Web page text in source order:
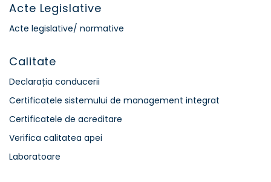
Acte Legislative
Acte legislative/ normative
Calitate
Declarația conducerii
Certificatele sistemului de management integrat
Certificatele de acreditare
Verifica calitatea apei
Laboratoare